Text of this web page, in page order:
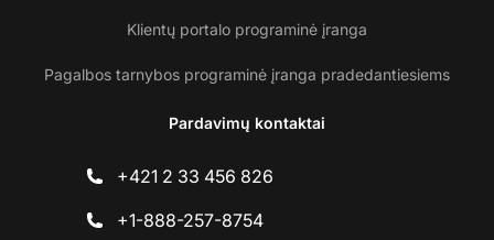
Klientų portalo programinė įranga
Pagalbos tarnybos programinė įranga pradedantiesiems
Pardavimų kontaktai
+421 2 33 456 826
+1-888-257-8754